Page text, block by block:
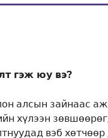
гэж юу вэ?
алсын зайнаас
хүлээн
вэб